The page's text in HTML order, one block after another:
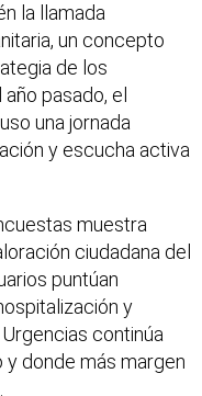
la llamada
un concepto
de los
pasado, el
una jornada
y escucha activa
muestra
ciudadana del
puntúan
y
continúa
donde más margen